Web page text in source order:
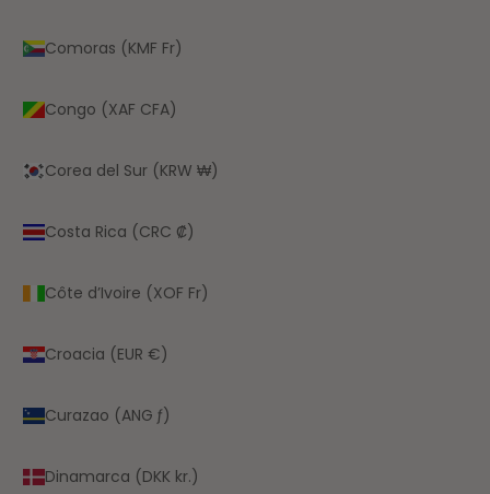
Comoras (KMF Fr)
Congo (XAF CFA)
Corea del Sur (KRW ₩)
Costa Rica (CRC ₡)
Côte d’Ivoire (XOF Fr)
Croacia (EUR €)
Curazao (ANG ƒ)
Dinamarca (DKK kr.)